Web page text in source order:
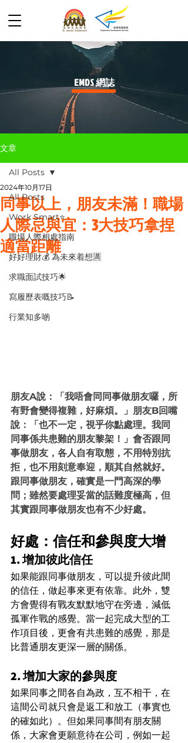
​EMDS 網誌
文章
All Posts
Work Smart⭐️
職場人際相處指南
好好理財💰 為未來着想🈵
求職面試技巧🌟
寫履歷表嘅技巧📝
行業知多啲
All Posts
同事以上，朋友未滿！職場
人際忌與宜：3大技巧拿捏
適當距離
2024年10月17日
朋友A說：「我唔會同同事做朋友囉，所
有野會變得複雜，好麻煩。」朋友B回嘴
說：「也不一定，視乎你點處理。我同
同事係共患難的朋友黎架！」會否跟同
事做朋友，各人自有取態，不用特別抗
拒，也不用刻意奉迎，順其自然就好。
跟同事做朋友，確實是一門高深的學
問；雖然要處理妥當的話難度極高，但
其實跟同事做朋友也有不少好處。
好處：信任和參與度大增
1. 增加彼此信任
如果能跟同事做朋友，可以提升彼此間
的信任，做起事來更有依靠。此外，雙
方會覺得有戰友默默地守在旁邊，減低
孤軍作戰的感覺。當一起完成大型的工
作項目後，更會有共患難的感覺，那是
比普通朋友更深一層的關係。
2. 增加大家的參與度
如果同事之間各自為政，互不相干，在
這間公司就只會是返工和放工（事實也
的確如此）。但如果同事間有朋友關
係，大家會更願意待在公司，例如一起